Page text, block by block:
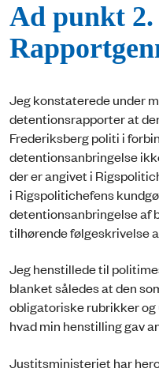
Ad punkt 2.
Jeg konstaterede under
detentionsrapporter at
Frederiksberg politi i
detentionsanbringelse
der er angivet i
i Rigspolitichefens
detentionsanbringelse af
tilhørende følgeskrivelse
Jeg henstillede til
blanket således at den
obligatoriske rubrikker
hvad min henstilling gav
Justitsministeriet har